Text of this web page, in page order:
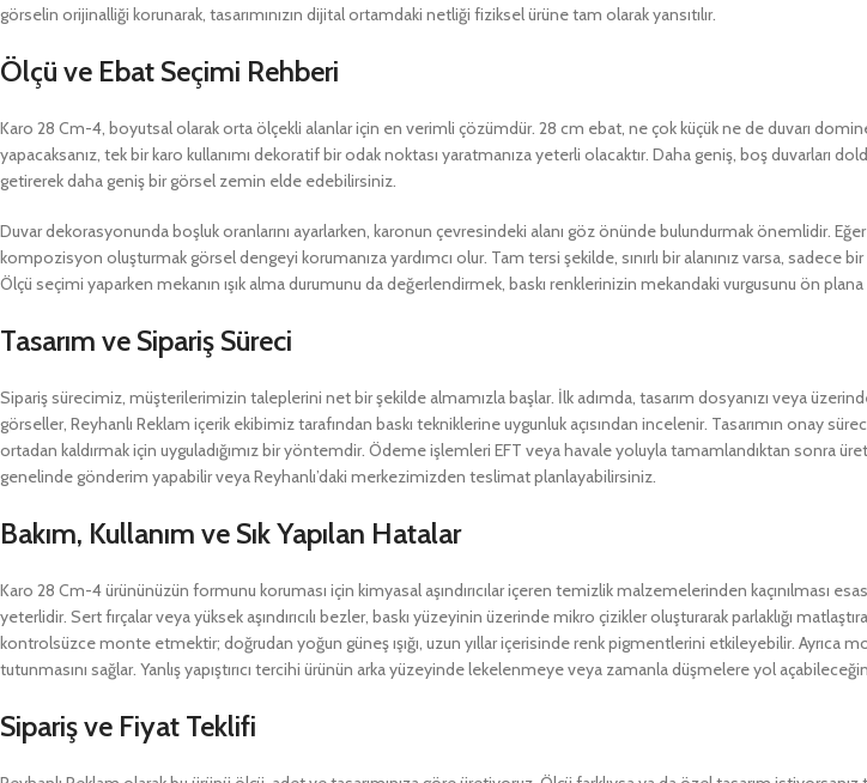
görselin orijinalliği korunarak, tasarımınızın dijital ortamdaki netliği fiziksel ürüne tam olarak yansıtılır.
Ölçü ve Ebat Seçimi Rehberi
Karo 28 Cm-4, boyutsal olarak orta ölçekli alanlar için en verimli çözümdür. 28 cm ebat, ne çok küçük ne de duvarı
yapacaksanız, tek bir karo kullanımı dekoratif bir odak noktası yaratmanıza yeterli olacaktır. Daha geniş, boş duvarları
getirerek daha geniş bir görsel zemin elde edebilirsiniz.
Duvar dekorasyonunda boşluk oranlarını ayarlarken, karonun çevresindeki alanı göz önünde bulundurmak önemlidir.
kompozisyon oluşturmak görsel dengeyi korumanıza yardımcı olur. Tam tersi şekilde, sınırlı bir alanınız varsa,
Ölçü seçimi yaparken mekanın ışık alma durumunu da değerlendirmek, baskı renklerinizin mekandaki vurgusunu ön plana
Tasarım ve Sipariş Süreci
Sipariş sürecimiz, müşterilerimizin taleplerini net bir şekilde almamızla başlar. İlk adımda, tasarım dosyanızı veya
görseller, Reyhanlı Reklam içerik ekibimiz tarafından baskı tekniklerine uygunluk açısından incelenir. Tasarımın onay
ortadan kaldırmak için uyguladığımız bir yöntemdir. Ödeme işlemleri EFT veya havale yoluyla tamamlandıktan sonra
genelinde gönderim yapabilir veya Reyhanlı’daki merkezimizden teslimat planlayabilirsiniz.
Bakım, Kullanım ve Sık Yapılan Hatalar
Karo 28 Cm-4 ürününüzün formunu koruması için kimyasal aşındırıcılar içeren temizlik malzemelerinden kaçınılması
yeterlidir. Sert fırçalar veya yüksek aşındırıcılı bezler, baskı yüzeyinin üzerinde mikro çizikler oluşturarak parlaklığı
kontrolsüzce monte etmektir; doğrudan yoğun güneş ışığı, uzun yıllar içerisinde renk pigmentlerini etkileyebilir. Ayrıca
tutunmasını sağlar. Yanlış yapıştırıcı tercihi ürünün arka yüzeyinde lekelenmeye veya zamanla düşmelere yol
Sipariş ve Fiyat Teklifi